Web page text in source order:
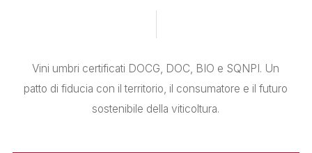
Vini umbri certificati DOCG, DOC, BIO e SQNPI. Un
patto di fiducia con il territorio, il consumatore e il futuro
sostenibile della viticoltura.